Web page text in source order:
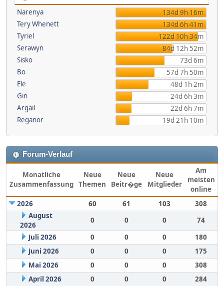
Narenya
134d 9h 16m
Tery Whenett
134d 6h 41m
Tyriel
122d 10h 34m
Serawyn
84d 12h 52m
Sisko
73d 6m
Bo
57d 7h 50m
Ele
48d 1h 2m
Gin
24d 6h 3m
Argail
22d 6h 7m
Reganor
19d 21h 10m
Forum-Verlauf
Monatliche
Zusammenfassung
Neue
Themen
Neue
Beitr�ge
Neue
Mitglieder
Am
meisten
online
2026
60 61 103
308
August
2026
0 0 0
74
Juli 2026
0 0 0
180
Juni 2026
0 0 0
175
Mai 2026
0 0 0
308
April 2026
0 0 0
284